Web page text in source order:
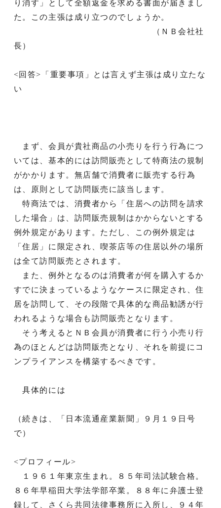
り消す」として全額返金を求める書面が届きまし
た。この主張は成り立つのでしょうか。
（ＮＢ会社社
長）
<回答>「重要事項」とは言えず主張は成り立たな
い
まず、会員が貴社商品の小売りを行う行為につ
いては、基本的には訪問販売として特商法の規制
がかかります。無店舗で消費者に販売する行為
は、原則として訪問販売に該当します。
特商法では、消費者から「住居への訪問を請求
した場合」は、訪問販売規制はかからないとする
例外規定があります。ただし、この例外規定は
「住居」に限定され、喫茶店等の住居以外の場所
は全て訪問販売とされます。
また、例外となるのは消費者が何を購入するか
すでに決まっているようなケースに限定され、住
居を訪問して、その段階で具体的な商品勧誘が行
われるような場合も訪問販売となります。
そう考えるとＮＢ会員が消費者に行う小売り行
為のほとんどは訪問販売となり、それを前提にコ
ンプライアンスを構築するべきです。
具体的には
（続きは、「日本流通産業新聞」９月１９日号
で）
<プロフィール>
１９６１年東京生まれ。８５年司法試験合格。
８６年早稲田大学法学部卒業。８８年に弁護士登
録して、さくら共同法律事務所に入所し、９４年